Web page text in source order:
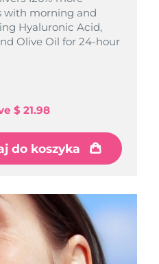
with morning and
Hyaluronic Acid,
Olive Oil for 24-hour
$ 21.98
do koszyka
with morning and
Hyaluronic Acid,
Olive Oil for 24-hour
$ 21.98
do koszyka
with morning and
Hyaluronic Acid,
Olive Oil for 24-hour
$ 21.98
do koszyka